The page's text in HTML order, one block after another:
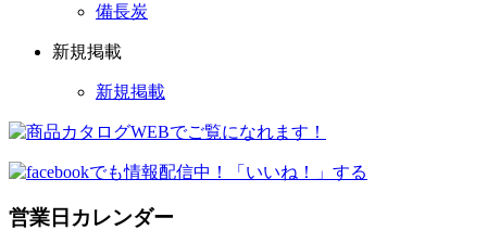
備長炭
新規掲載
新規掲載
営業日カレンダー